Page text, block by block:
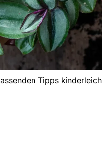
Tipps